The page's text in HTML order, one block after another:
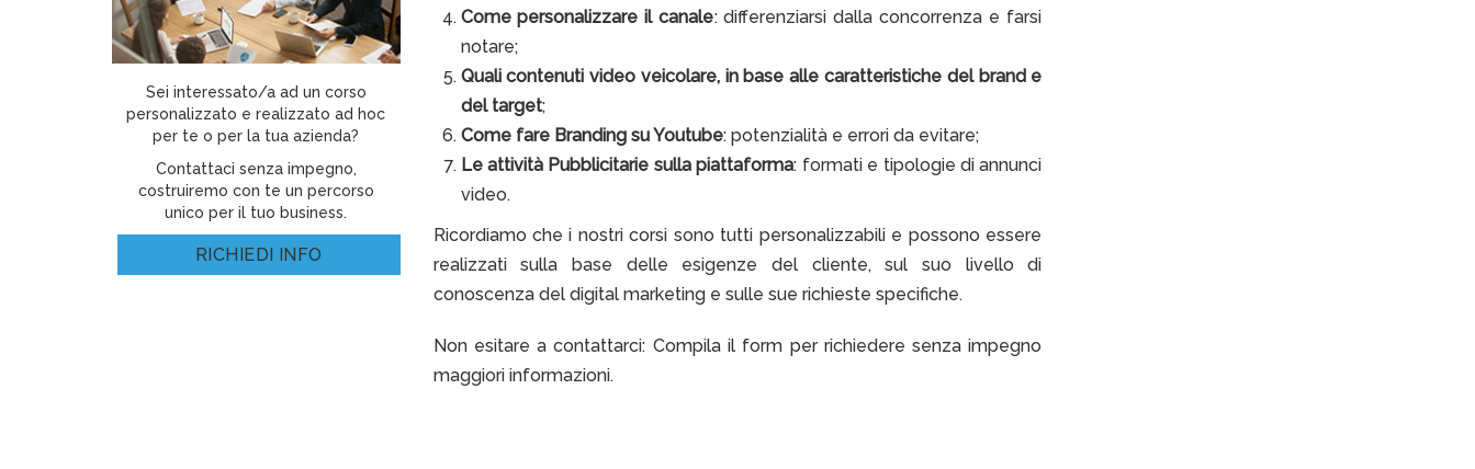
Come personalizzare il canale: differenziarsi dalla concorrenza e farsi
notare;
Quali contenuti video veicolare, in base alle caratteristiche del brand e
del target;
Come fare Branding su Youtube: potenzialità e errori da evitare;
Le attività Pubblicitarie sulla piattaforma: formati e tipologie di annunci
video.
Ricordiamo che i nostri corsi sono tutti personalizzabili e possono essere
realizzati sulla base delle esigenze del cliente, sul suo livello di
conoscenza del digital marketing e sulle sue richieste specifiche.
Non esitare a contattarci: Compila il form per richiedere senza impegno
maggiori informazioni.
Sei interessato/a ad un corso
personalizzato e realizzato ad hoc
per te o per la tua azienda?
Contattaci senza impegno,
costruiremo con te un percorso
unico per il tuo business.
RICHIEDI INFO